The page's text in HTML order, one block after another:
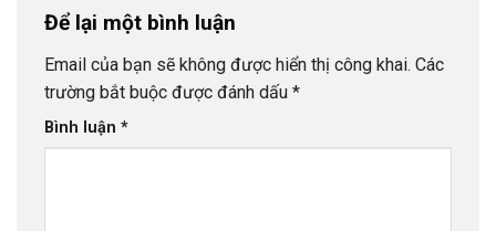
Để lại một bình luận
Email của bạn sẽ không được hiển thị công khai. Các
trường bắt buộc được đánh dấu *
Bình luận *